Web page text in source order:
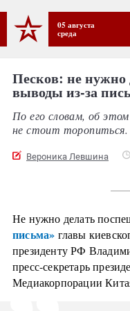
05 августа
среда
Песков: не
выводы из-за
По его словам, об
не стоит торопиться.
Вероника Левшина
Не нужно делать
письма» главы
президенту РФ
пресс-секретарь
Медиакорпорации